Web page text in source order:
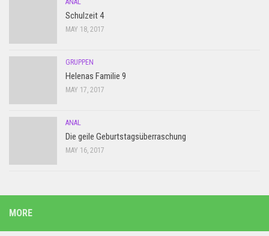
ANAL
Schulzeit 4
MAY 18, 2017
GRUPPEN
Helenas Familie 9
MAY 17, 2017
ANAL
Die geile Geburtstagsüberraschung
MAY 16, 2017
MORE